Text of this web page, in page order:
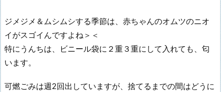
ジメジメ＆ムシムシする季節は、赤ちゃんのオムツのニオ
イがスゴイんですよね＞＜
特にうんちは、ビニール袋に２重３重にして入れても、匂
います。
可燃ごみは週2回出していますが、捨てるまでの間はどうに